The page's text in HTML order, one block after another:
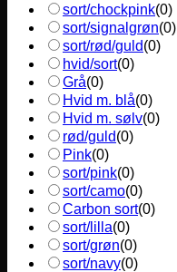
sort/chockpink(0)
sort/signalgrøn(0)
sort/rød/guld(0)
hvid/sort(0)
Grå(0)
Hvid m. blå(0)
Hvid m. sølv(0)
rød/guld(0)
Pink(0)
sort/pink(0)
sort/camo(0)
Carbon sort(0)
sort/lilla(0)
sort/grøn(0)
sort/navy(0)